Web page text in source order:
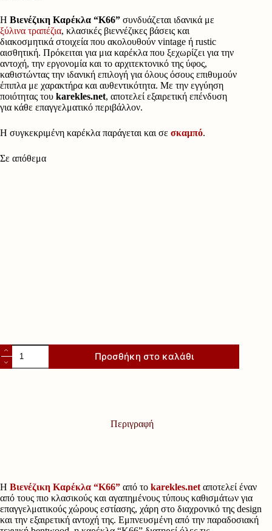
Η Βιενέζικη Καρέκλα “Κ66” συνδυάζεται ιδανικά με
ξύλινα τραπέζια, κλασικές βιεννέζικες βάσεις και
διακοσμητικά στοιχεία που ακολουθούν vintage ή rustic
αισθητική. Πρόκειται για μια καρέκλα που ξεχωρίζει για την
αντοχή, την εργονομία και το αρχιτεκτονικό της ύφος,
καθιστώντας την ιδανική επιλογή για όλους όσους επιθυμούν
έπιπλα με χαρακτήρα και αυθεντικότητα. Με την εγγύηση
ποιότητας του karekles.net, αποτελεί εξαιρετική επένδυση
για κάθε επαγγελματικό περιβάλλον.
Η συγκεκριμένη καρέκλα παράγεται και σε σκαμπό.
Σε απόθεμα
Βιενέζικη
καρέκλα
"Κ66"
Προσθήκη στο καλάθι
Περιγραφή
Η Βιενέζικη Καρέκλα “Κ66” από το karekles.net αποτελεί έναν
από τους πιο κλασικούς και αγαπημένους τύπους καθισμάτων για
επαγγελματικούς χώρους εστίασης, χάρη στο διαχρονικό της design
και την εξαιρετική αντοχή της. Εμπνευσμένη από την παραδοσιακή